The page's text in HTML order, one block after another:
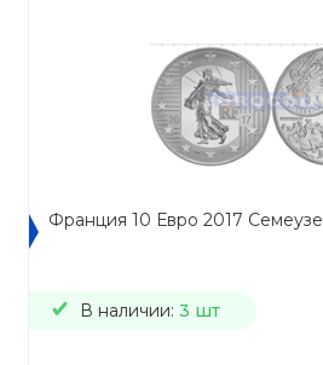
Франция 10 Евро 2017 Семеузе
В наличии: 3 шт